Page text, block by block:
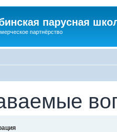
парусная
партнёрство